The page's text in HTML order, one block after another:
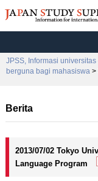
JPSS, Informasi
berguna bagi mahasiswa >
Berita
2013/07/02 Tokyo
Language Program